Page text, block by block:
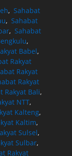
, Sahabat
, Sahabat
, Sahabat
,
Babel,
Rakyat
Rakyat
Rakyat
Rakyat Bali,
NTT,
Kalteng,
Kaltim,
Sulsel,
Sulbar,
Rakyat